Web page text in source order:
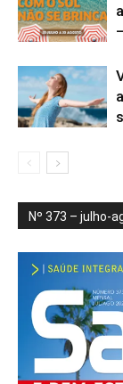
Nº 373 – julho-